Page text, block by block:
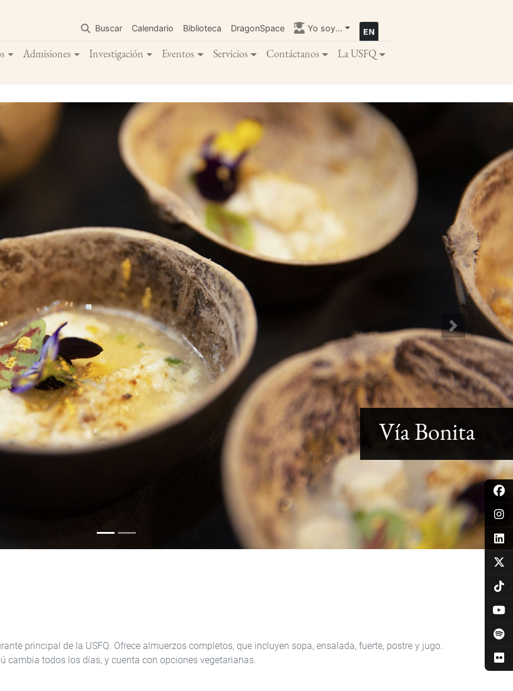
contenido
principal
Buscar Calendario Biblioteca DragonSpace Yo soy...
Admisiones Investigación Eventos Servicios Contáctanos La USFQ
Next
Vía Bonita
principal de la USFQ. Ofrece almuerzos completos, que incluyen sopa, ensalada, fuerte, postre y jugo.
cambia todos los días, y cuenta con opciones vegetarianas.